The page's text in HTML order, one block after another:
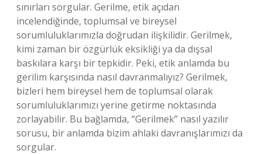
sınırları sorgular. Gerilme, etik açıdan
incelendiğinde, toplumsal ve bireysel
sorumluluklarımızla doğrudan ilişkilidir. Gerilmek,
kimi zaman bir özgürlük eksikliği ya da dışsal
baskılara karşı bir tepkidir. Peki, etik anlamda bu
gerilim karşısında nasıl davranmalıyız? Gerilmek,
bizleri hem bireysel hem de toplumsal olarak
sorumluluklarımızı yerine getirme noktasında
zorlayabilir. Bu bağlamda, “Gerilmek” nasıl yazılır
sorusu, bir anlamda bizim ahlaki davranışlarımızı da
sorgular.